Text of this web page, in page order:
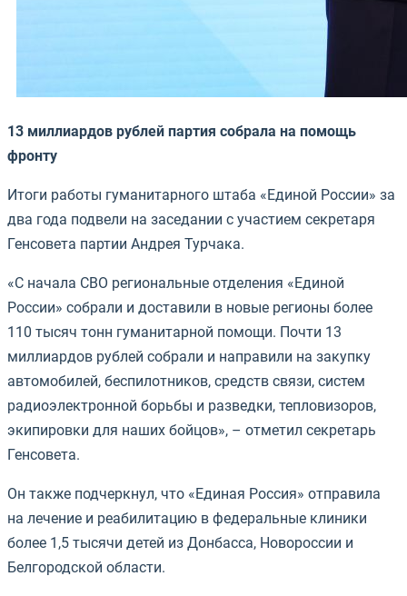
13 миллиардов рублей партия собрала на помощь
фронту
Итоги работы гуманитарного штаба «Единой России» за
два года подвели на заседании с участием секретаря
Генсовета партии Андрея Турчака.
«С начала СВО региональные отделения «Единой
России» собрали и доставили в новые регионы более
110 тысяч тонн гуманитарной помощи. Почти 13
миллиардов рублей собрали и направили на закупку
автомобилей, беспилотников, средств связи, систем
радиоэлектронной борьбы и разведки, тепловизоров,
экипировки для наших бойцов», – отметил секретарь
Генсовета.
Он также подчеркнул, что «Единая Россия» отправила
на лечение и реабилитацию в федеральные клиники
более 1,5 тысячи детей из Донбасса, Новороссии и
Белгородской области.